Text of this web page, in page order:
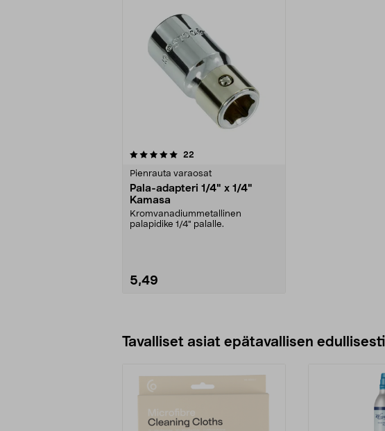
22
Pienrauta varaosat
Pala-adapteri 1/4" x 1/4"
Kamasa
Kromvanadiummetallinen
palapidike 1/4" palalle.
5,49
Tavalliset asiat epätavallisen edullisesti